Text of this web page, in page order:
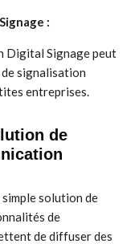
:
Digital Signage peut
signalisation
entreprises.
de
simple solution de
de
de diffuser des